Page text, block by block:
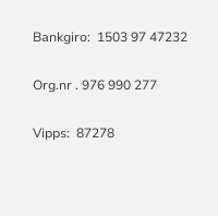
Bankgiro: 1503 97 47232
Org.nr . 976 990 277
Vipps: 87278